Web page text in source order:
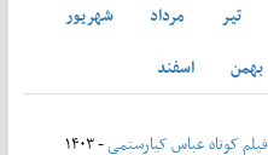
تير مرداد
شهريور
بهمن
اسفند
کوتاه عباس کیارستمی- ۱۴۰۳